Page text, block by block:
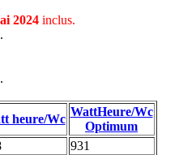
2024 inclus.
heure/Wc
WattHeure/Wc
Optimum
931